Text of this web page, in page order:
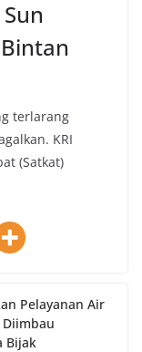
terlarang
KRI
(Satkat)
Pelayanan Air
Bijak